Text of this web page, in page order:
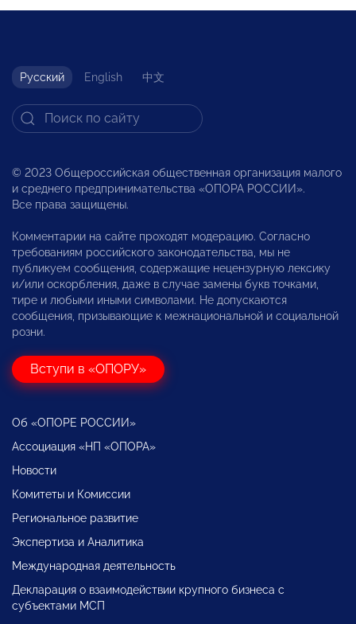
Русский English 中文
© 2023 Общероссийская общественная организация малого
и среднего предпринимательства «ОПОРА РОССИИ».
Все права защищены.
Комментарии на сайте проходят модерацию. Согласно
требованиям российского законодательства, мы не
публикуем сообщения, содержащие нецензурную лексику
и/или оскорбления, даже в случае замены букв точками,
тире и любыми иными символами. Не допускаются
сообщения, призывающие к межнациональной и социальной
розни.
Вступи в «ОПОРУ»
Об «ОПОРЕ РОССИИ»
Ассоциация «НП «ОПОРА»
Новости
Комитеты и Комиссии
Региональное развитие
Экспертиза и Аналитика
Международная деятельность
Декларация о взаимодействии крупного бизнеса с
субъектами МСП